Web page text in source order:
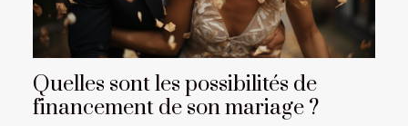
Quelles sont les possibilités de
financement de son mariage ?